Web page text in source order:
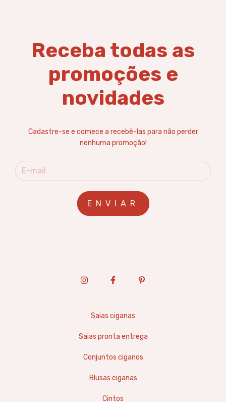
Receba todas as
promoções e
novidades
Cadastre-se e comece a recebê-las para não perder
nenhuma promoção!
Saias ciganas
Saias pronta entrega
Conjuntos ciganos
Blusas ciganas
Cintos